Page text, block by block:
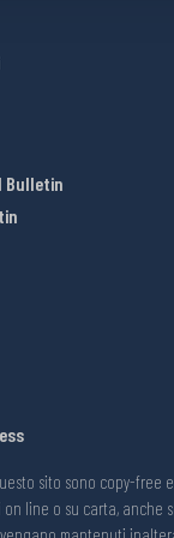
Bulletin
sito sono copy-free
line o su carta, anche